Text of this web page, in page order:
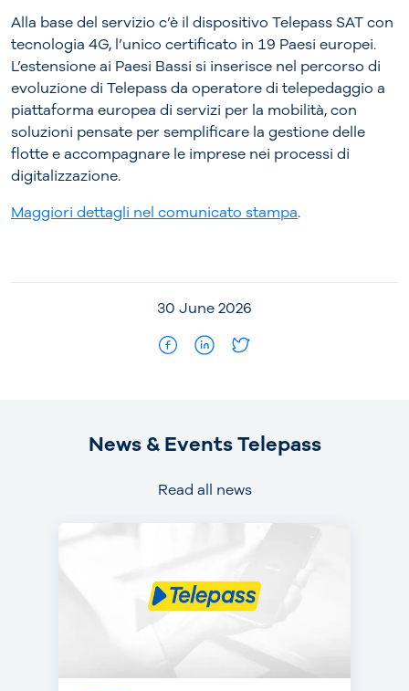
Alla base del servizio c’è il dispositivo Telepass SAT con
tecnologia 4G, l’unico certificato in 19 Paesi europei.
L’estensione ai Paesi Bassi si inserisce nel percorso di
evoluzione di Telepass da operatore di telepedaggio a
piattaforma europea di servizi per la mobilità, con
soluzioni pensate per semplificare la gestione delle
flotte e accompagnare le imprese nei processi di
digitalizzazione.
Maggiori dettagli nel comunicato stampa.
30 June 2026
News & Events Telepass
Read all news